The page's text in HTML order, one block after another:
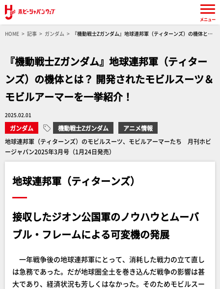
HOME 記事 ガンダム
『機動戦士Zガンダム』地球連邦軍（ティターンズ）の機体と
『機動戦士Zガンダム』地球連邦軍（ティター
ンズ）の機体とは？ 開発されたモビルスーツ＆
モビルアーマーを一挙紹介！
2025.02.01
ガンダム 機動戦士Zガンダム
アニメ情報
地球連邦軍（ティターンズ）のモビルスーツ、モビルアーマーたち 月刊ホビ
ージャパン2025年3月号（1月24日発売）
地球連邦軍（ティターンズ）
接収したジオン公国軍のノウハウとムーバ
ブル・フレームによる可変機の発展
一年戦争後の地球連邦軍にとって、消耗した戦力の立て直し
は急務であった。だが地球圏全土を巻き込んだ戦争の影響は甚
大であり、経済状況も芳しくはなかった。そのためモビルスー
メニュー